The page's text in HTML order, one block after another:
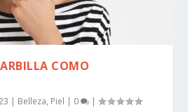
COMO
| Belleza, Piel | 0 |